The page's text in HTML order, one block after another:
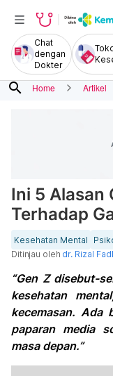
Chat
dengan
Dokter
search Home Artikel
Ini 5 Alasan
Terhadap
Kesehatan Mental
Ditinjau oleh dr. Rizal
“Gen Z disebut-
kesehatan
kecemasan. Ada
paparan media
masa depan.”